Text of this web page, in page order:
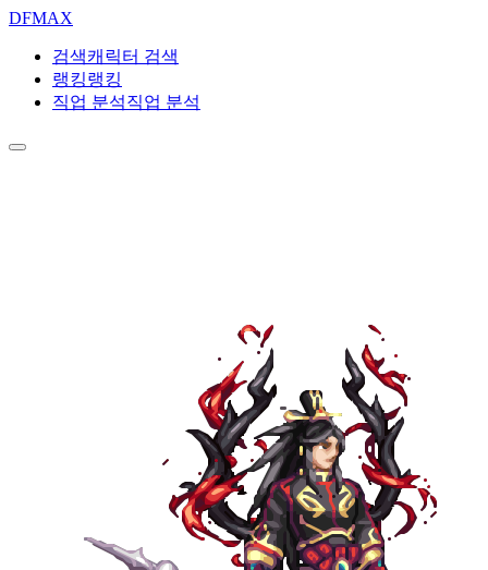
DFMAX
검색캐릭터 검색
랭킹랭킹
직업 분석직업 분석